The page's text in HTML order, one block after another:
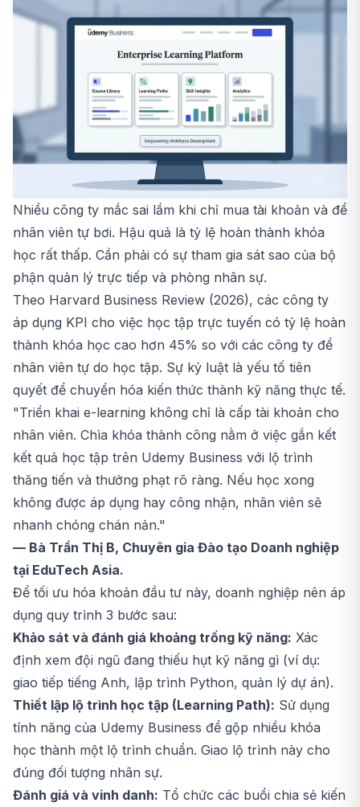
Nhiều công ty mắc sai lầm khi chỉ mua tài khoản và để
nhân viên tự bơi. Hậu quả là tỷ lệ hoàn thành khóa
học rất thấp. Cần phải có sự tham gia sát sao của bộ
phận quản lý trực tiếp và phòng nhân sự.
Theo Harvard Business Review (2026), các công ty
áp dụng KPI cho việc học tập trực tuyến có tỷ lệ hoàn
thành khóa học cao hơn 45% so với các công ty để
nhân viên tự do học tập. Sự kỷ luật là yếu tố tiên
quyết để chuyển hóa kiến thức thành kỹ năng thực tế.
"Triển khai e-learning không chỉ là cấp tài khoản cho
nhân viên. Chìa khóa thành công nằm ở việc gắn kết
kết quả học tập trên Udemy Business với lộ trình
thăng tiến và thưởng phạt rõ ràng. Nếu học xong
không được áp dụng hay công nhận, nhân viên sẽ
nhanh chóng chán nản."
— Bà Trần Thị B, Chuyên gia Đào tạo Doanh nghiệp
tại EduTech Asia.
Để tối ưu hóa khoản đầu tư này, doanh nghiệp nên áp
dụng quy trình 3 bước sau:
Khảo sát và đánh giá khoảng trống kỹ năng: Xác
định xem đội ngũ đang thiếu hụt kỹ năng gì (ví dụ:
giao tiếp tiếng Anh, lập trình Python, quản lý dự án).
Thiết lập lộ trình học tập (Learning Path): Sử dụng
tính năng của Udemy Business để gộp nhiều khóa
học thành một lộ trình chuẩn. Giao lộ trình này cho
đúng đối tượng nhân sự.
Đánh giá và vinh danh: Tổ chức các buổi chia sẻ kiến